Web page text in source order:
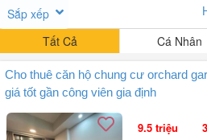
Sắp xếp
Tất Cả
Cá Nhân
Cho thuê căn hộ chung cư orchard
giá tốt gần công viên gia định
9.5 triệu